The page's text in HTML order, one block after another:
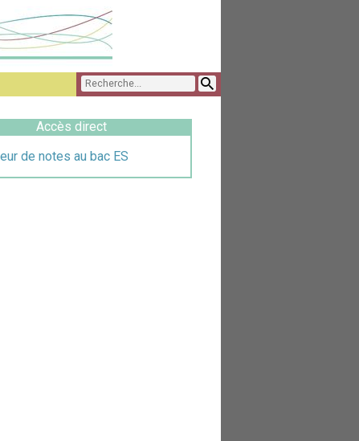
Accès direct
de notes au bac ES